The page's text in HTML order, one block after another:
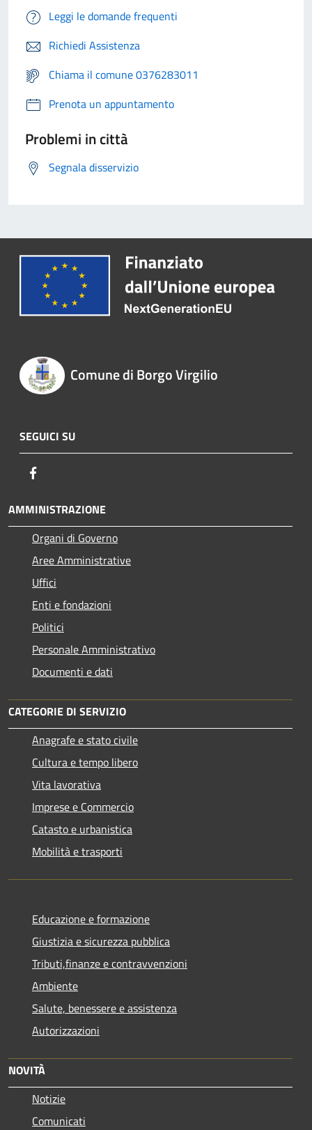
Leggi le domande frequenti
Richiedi Assistenza
Chiama il comune 0376283011
Prenota un appuntamento
Problemi in città
Segnala disservizio
Comune di Borgo Virgilio
SEGUICI SU
AMMINISTRAZIONE
Organi di Governo
Aree Amministrative
Uffici
Enti e fondazioni
Politici
Personale Amministrativo
Documenti e dati
CATEGORIE DI SERVIZIO
Anagrafe e stato civile
Cultura e tempo libero
Vita lavorativa
Imprese e Commercio
Catasto e urbanistica
Mobilità e trasporti
Educazione e formazione
Giustizia e sicurezza pubblica
Tributi,finanze e contravvenzioni
Ambiente
Salute, benessere e assistenza
Autorizzazioni
NOVITÀ
Notizie
Comunicati